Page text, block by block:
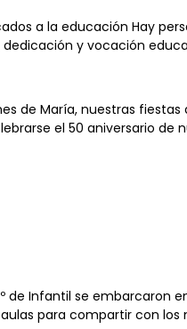
a la educación Hay
y vocación
de María, nuestras
el 50 aniversario de
de Infantil se embarcaron
para compartir con los